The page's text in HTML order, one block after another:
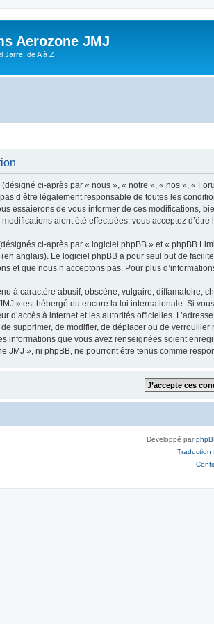
Aerozone JMJ
Jarre, de A à Z
ci-après par « nous », « notre », « nos », «
d’être légalement responsable de toutes les
essaierons de vous informer de ces modifications,
aient été effectuées, vous acceptez
ci-après par « logiciel phpBB » et « phpBB
(en anglais). Le logiciel phpBB a pour seul but de
et que nous n’acceptons pas. Pour plus
à caractère abusif, obscène, vulgaire, diffamatoire,
» est hébergé ou encore la loi internationale. Si
d’accès à internet et les autorités officielles.
supprimer, de modifier, de déplacer ou de
informations que vous avez renseignées soient
JMJ », ni phpBB, ne pourront être tenus comme
Développé par
Traduction